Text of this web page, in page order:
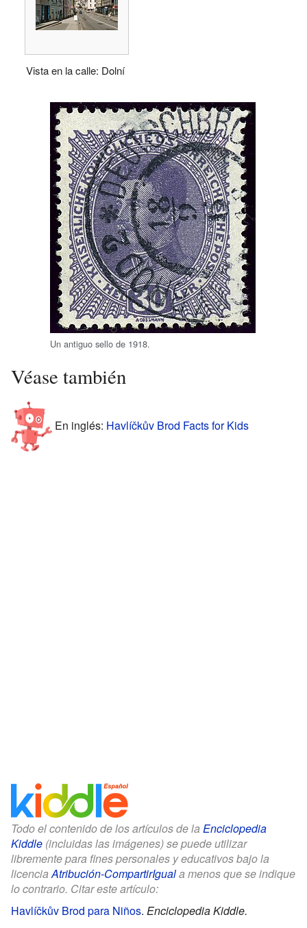
Vista en la calle: Dolní
Un antiguo sello de 1918.
Véase también
En inglés: Havlíčkův Brod Facts for Kids
Todo el contenido de los artículos de la Enciclopedia
Kiddle (incluidas las imágenes) se puede utilizar
libremente para fines personales y educativos bajo la
licenciaAtribución-CompartirIguala menos que se indique
lo contrario. Citar este artículo:
Havlíčkův Brod para Niños. Enciclopedia Kiddle.